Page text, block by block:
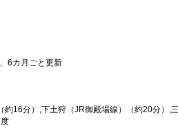
6カ月ごと更新
約16分）,下土狩（JR御殿場線）（約20分）,